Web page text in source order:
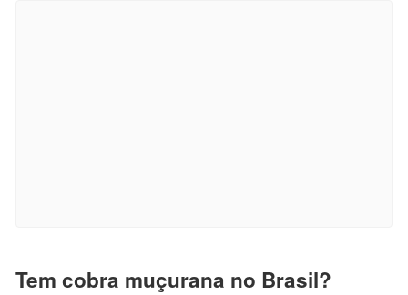
Tem cobra muçurana no Brasil?